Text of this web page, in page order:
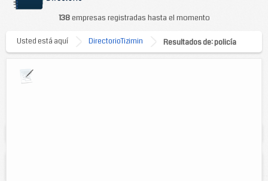
138empresas registradas hasta el momento
Usted está aquí DirectorioTizimin Resultados de: policía